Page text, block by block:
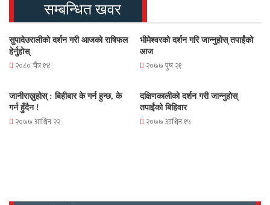
सम्बन्धित खवर
सुपादेउरालीको दर्शन गरी आजको राषिफल
हेर्नुहोस्
२०८० चैत्र १४
भीमेश्वरको दर्शन गरि जान्नुहोस् तपाईंको
आज
२०७७ पुष २१
जानीराख्नुहोस् : बिहीबार के गर्न हुन्छ, के
गर्न हुँदैन !
२०७७ आश्विन २२
दक्षिणकालीको दर्शन गरी जान्नुहोस्
तपाईंको बिहिवार
२०७७ आश्विन १५